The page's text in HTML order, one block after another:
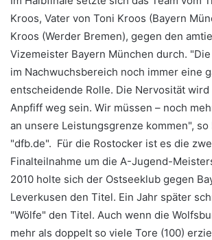
Kroos, Vater von Toni Kroos (Bayern
Kroos (Werder Bremen), gegen den
Vizemeister Bayern München durch.
im Nachwuchsbereich noch immer eine
entscheidende Rolle. Die Nervosität
Anpfiff weg sein. Wir müssen – noch
an unsere Leistungsgrenze kommen",
"dfb.de". Für die Rostocker ist es die
Finalteilnahme um die A-Jugend-
2010 holte sich der Ostseeklub gegen
Leverkusen den Titel. Ein Jahr später
"Wölfe" den Titel. Auch wenn die
mehr als doppelt so viele Tore (100)